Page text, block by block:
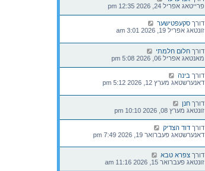
פרייטאג אפריל 24, 2026 12:35 pm
דורך סקעפטישער
זונטאג אפריל 19, 2026 3:01 am
דורך חלום חלמתי
מאנטאג אפריל 06, 2026 5:08 pm
דורך בינה
דאנערשטאג מערץ 12, 2026 5:12 pm
דורך חנן
זונטאג מערץ 08, 2026 10:10 pm
דורך דוד הצדיק
דאנערשטאג פעברואר 19, 2026 7:49 pm
דורך צפרא טבא
זונטאג פעברואר 15, 2026 11:16 am